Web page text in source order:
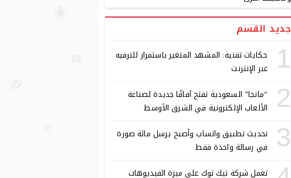
جديد القسم
1
حكايات تقنية: المشهد المتغير باستمرار للترفيه
عبر الإنترنت
2
“مانجا” السعودية تفتح آفاقًا جديدة لصناعة
الألعاب الإلكترونية في الشرق الأوسط
3
تحديث تطبيق واتساب وأصبح يرسل مائة صورة
في رسالة واحدة فقط
تعمل شركة تيك توك على ميزة الفيديوهات